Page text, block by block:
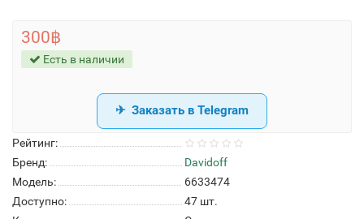
Рейтинг:
Бренд:
Davidoff
Модель:
6633474
Доступно:
47 шт.
300฿
Есть в наличии
Заказать в Telegram